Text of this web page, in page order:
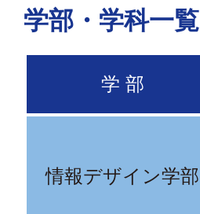
学部・学科一覧
学 部
情報デザイン学部